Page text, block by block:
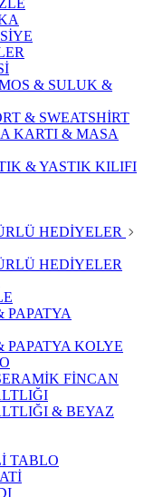
& SULUK &
& SWEATSHİRT
KARTI & MASA
& YASTIK KILIFI
HEDİYELER
HEDİYELER
PAPATYA
PAPATYA KOLYE
FİNCAN
& BEYAZ
TABLO